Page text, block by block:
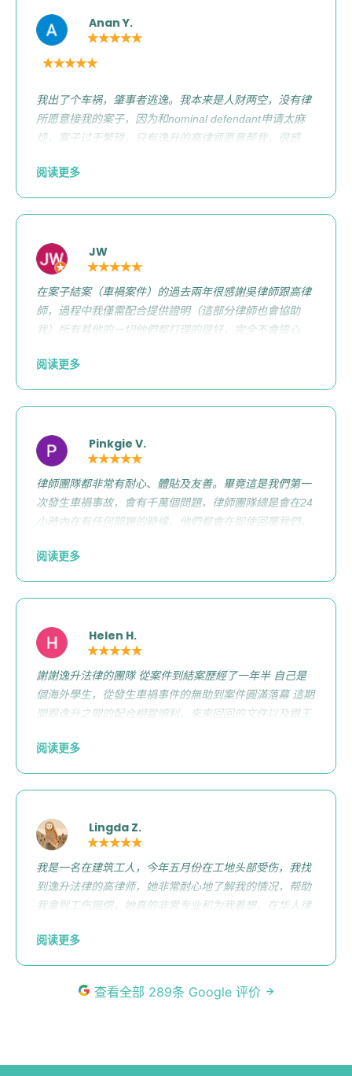
Anan Y.
★★★★★
★★★★★
我出了个车祸，肇事者逃逸。我本来是人财两空，没有律
所愿意接我的案子，因为和nominal defendant申请太麻
烦，案子过于繁琐。只有逸升的高律师愿意帮我，很感
心善，说话也特温柔。爱了。😭😭😭
阅读更多
JW
★★★★★
在案子結案（車禍案件）的過去兩年很感謝吳律師跟高律
師，過程中我僅需配合提供證明（這部分律師也會協助
我）所有其他的一切他們都打理的很好，完全不會擔心
意，非常推薦逸升，過程中全部都能中文溝通並不會發生
溝通不清楚的狀況，萬一下次有任何需要走法律途徑的情
況發生，還是會再次選擇逸升法律😊 再次感謝高律師、吳
阅读更多
Pinkgie V.
★★★★★
律師團隊都非常有耐心、體貼及友善。畢竟這是我們第一
次發生車禍事故，會有千萬個問題，律師團隊總是會在24
小時內在有任何問題的時候，他們都會在即使回覆我們。
理，我們只要專心按時去做物理治療，雖然時間非常慢
長，但是確實有改善疼痛的問題。再來完全沒有語言代溝
的問題，可以很徹底表達自己的立場出來。大力大力推薦
阅读更多
Helen H.
★★★★★
謝謝逸升法律的團隊 從案件到結案歷經了一年半 自己是
個海外學生，從發生車禍事件的無助到案件圓滿落幕 這期
間跟逸升之間的配合相當順利，來來回回的文件以及跟王
有法律諮詢一定會推薦您們的律師團隊😊 謝謝您們🫡😊
阅读更多
Lingda Z.
★★★★★
我是一名在建筑工人，今年五月份在工地头部受伤，我找
到逸升法律的高律师，她非常耐心地了解我的情况，帮助
我拿到工伤赔偿，她真的非常专业和为我着想，在华人律
阅读更多
查看全部 289条 Google 评价